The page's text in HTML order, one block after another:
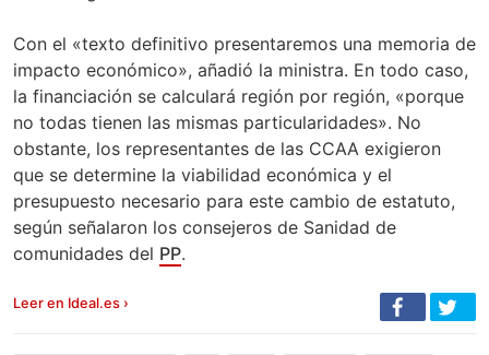
Con el «texto definitivo presentaremos una memoria de
impacto económico», añadió la ministra. En todo caso,
la financiación se calculará región por región, «porque
no todas tienen las mismas particularidades». No
obstante, los representantes de las CCAA exigieron
que se determine la viabilidad económica y el
presupuesto necesario para este cambio de estatuto,
según señalaron los consejeros de Sanidad de
comunidades del PP.
Leer en Ideal.es ›